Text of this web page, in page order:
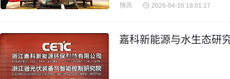
快讯 2026-04-16 18:01:17
嘉科新能源与水生态研